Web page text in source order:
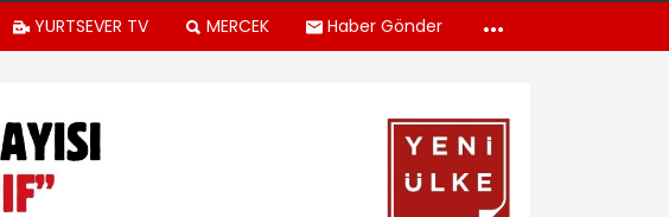
YURTSEVER TV MERCEK Haber Gönder